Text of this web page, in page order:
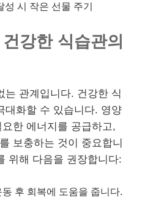
성 시 작은 선물 주기
강한 식습관의
는 관계입니다. 건강한 식
대화할 수 있습니다. 영양
한 에너지를 공급하고,
보충하는 것이 중요합니
위해 다음을 권장합니다:
동 후 회복에 도움을 줍니다.